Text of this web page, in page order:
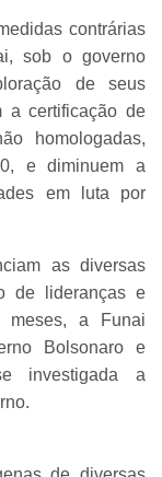
contrárias
sob o governo
de seus
a certificação de
homologadas,
e diminuem a
em luta por
as diversas
de lideranças e
meses, a Funai
Bolsonaro e
investigada a